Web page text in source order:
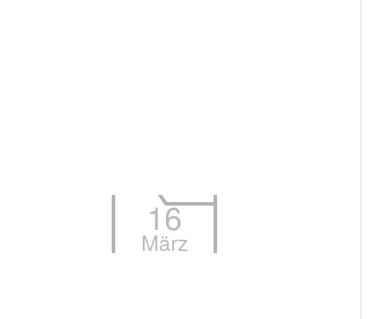
16
März